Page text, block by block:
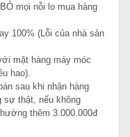
mọi nỗi lo mua hàng
100% (Lỗi của nhà sản
mặt hàng máy móc
hao).
sau khi nhận hàng
sự thật, nếu không
thêm 3.000.000đ